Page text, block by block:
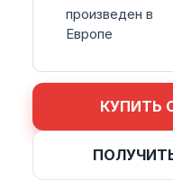
произведен в
Европе
КУПИТЬ